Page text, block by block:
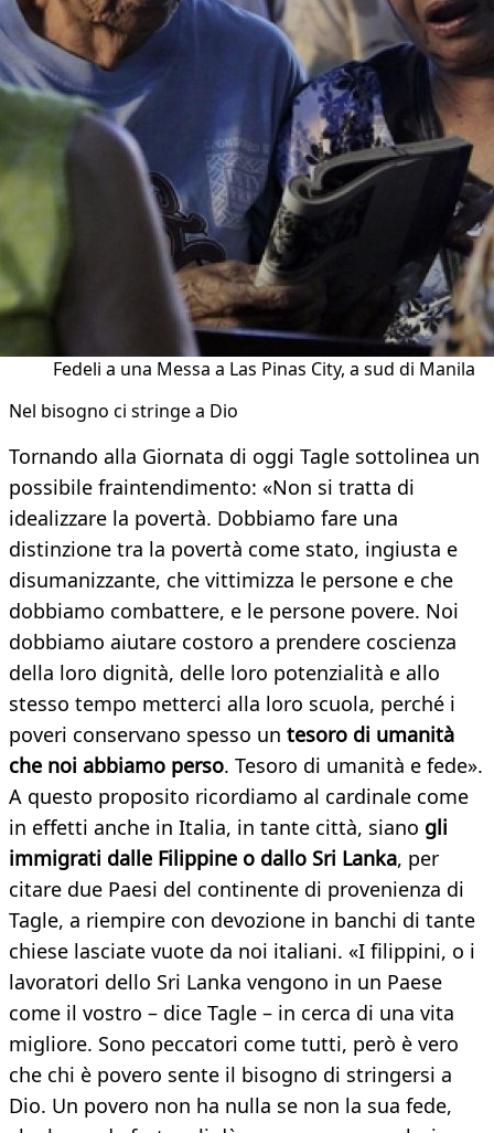
Fedeli a una Messa a Las Pinas City, a sud di Manila
Nel bisogno ci stringe a Dio
Tornando alla Giornata di oggi Tagle sottolinea un
possibile fraintendimento: «Non si tratta di
idealizzare la povertà. Dobbiamo fare una
distinzione tra la povertà come stato, ingiusta e
disumanizzante, che vittimizza le persone e che
dobbiamo combattere, e le persone povere. Noi
dobbiamo aiutare costoro a prendere coscienza
della loro dignità, delle loro potenzialità e allo
stesso tempo metterci alla loro scuola, perché i
poveri conservano spesso un tesoro di umanità
che noi abbiamo perso. Tesoro di umanità e fede».
A questo proposito ricordiamo al cardinale come
in effetti anche in Italia, in tante città, siano gli
immigrati dalle Filippine o dallo Sri Lanka, per
citare due Paesi del continente di provenienza di
Tagle, a riempire con devozione in banchi di tante
chiese lasciate vuote da noi italiani. «I filippini, o i
lavoratori dello Sri Lanka vengono in un Paese
come il vostro – dice Tagle – in cerca di una vita
migliore. Sono peccatori come tutti, però è vero
che chi è povero sente il bisogno di stringersi a
Dio. Un povero non ha nulla se non la sua fede,